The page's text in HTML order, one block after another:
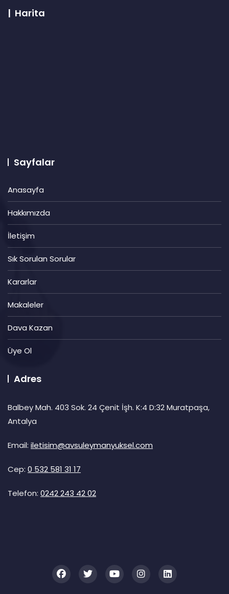
| Harita
Sayfalar
Anasayfa
Hakkımızda
İletişim
Sık Sorulan Sorular
Kararlar
Makaleler
Dava Kazan
Üye Ol
Adres
Balbey Mah. 403 Sok. 24 Çenit İşh. K:4 D:32 Muratpaşa,
Antalya
Email: iletisim@avsuleymanyuksel.com
Cep: 0 532 581 31 17
Telefon: 0242 243 42 02